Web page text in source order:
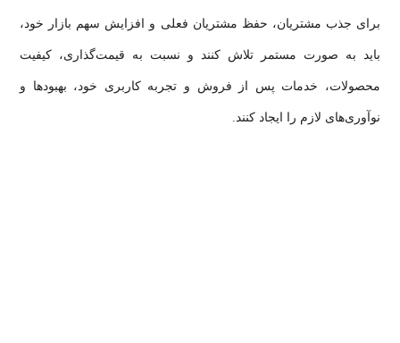
برای جذب مشتریان، حفظ مشتریان فعلی و افزایش سهم بازار خود،
باید به صورت مستمر تلاش کنند و نسبت به قیمت‌گذاری، کیفیت
محصولات، خدمات پس از فروش و تجربه کاربری خود، بهبودها و
نوآوری‌های لازم را ایجاد کنند.